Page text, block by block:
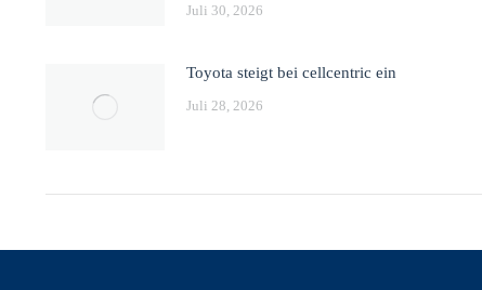
Juli 30, 2026
Toyota steigt bei cellcentric ein
Juli 28, 2026